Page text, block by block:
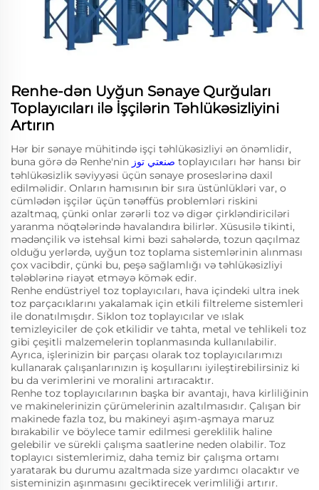
Renhe-dən Uyğun Sənaye Qurğuları
Toplayıcıları ilə İşçilərin Təhlükəsizliyini
Artırın
Hər bir sənaye mühitində işçi təhlükəsizliyi ən önəmlidir,
buna görə də Renhe'nin
toplayıcıları hər hansı bir
təhlükəsizlik səviyyəsi üçün sənaye proseslərinə daxil
edilməlidir. Onların hamısının bir sıra üstünlükləri var, o
cümlədən işçilər üçün tənəffüs problemləri riskini
azaltmaq, çünki onlar zərərli toz və digər çirkləndiriciləri
yaranma nöqtələrində havalandıra bilirlər. Xüsusilə tikinti,
mədənçilik və istehsal kimi bəzi sahələrdə, tozun qaçılmaz
olduğu yerlərdə, uyğun toz toplama sistemlərinin alınması
çox vacibdir, çünki bu, peşə sağlamlığı və təhlükəsizliyi
tələblərinə riayət etməyə kömək edir.
Renhe endüstriyel toz toplayıcıları, hava içindeki ultra inek
toz parçacıklarını yakalamak için etkili filtreleme sistemleri
ile donatılmışdır. Siklon toz toplayıcılar ve ıslak
temizleyiciler de çok etkilidir ve tahta, metal ve tehlikeli toz
gibi çeşitli malzemelerin toplanmasında kullanılabilir.
Ayrıca, işlerinizin bir parçası olarak toz toplayıcılarımızı
kullanarak çalışanlarınızın iş koşullarını iyileştirebilirsiniz ki
bu da verimlerini ve moralini artıracaktır.
Renhe toz toplayıcılarının başka bir avantajı, hava kirliliğinin
ve makinelerinizin çürümelerinin azaltılmasıdır. Çalışan bir
makinede fazla toz, bu makineyi aşım-aşmaya maruz
bırakabilir ve böylece tamir edilmesi gereklilik haline
gelebilir ve sürekli çalışma saatlerine neden olabilir. Toz
toplayıcı sistemlerimiz, daha temiz bir çalışma ortamı
yaratarak bu durumu azaltmada size yardımcı olacaktır ve
sisteminizin aşınmasını geciktirecek verimliliği artırır.